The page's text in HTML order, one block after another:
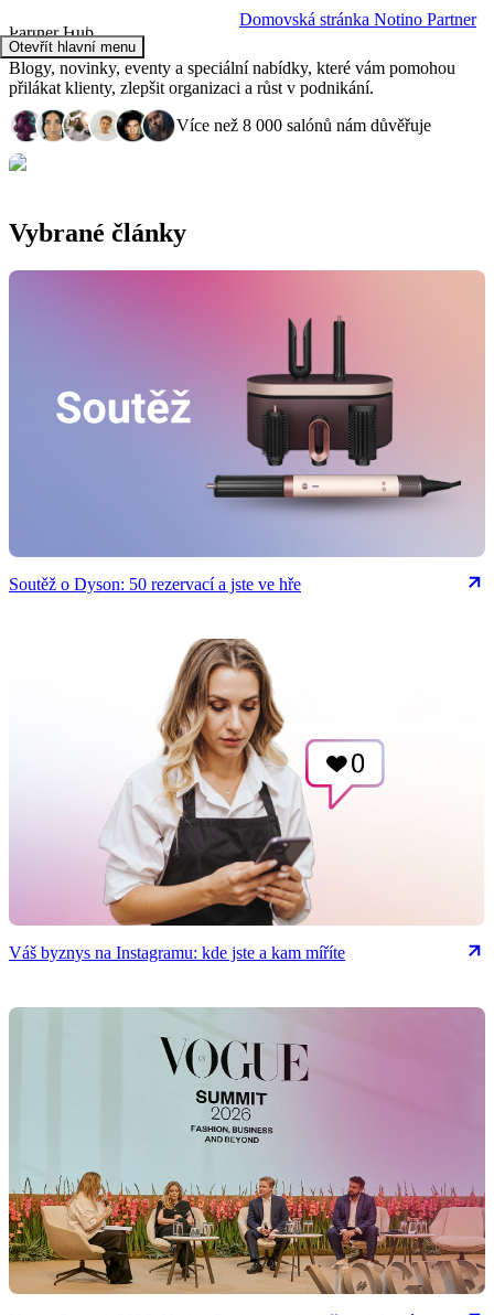
Domovská stránka Notino Partner
Otevřít hlavní menu
Partner Hub
Blogy, novinky, eventy a speciální nabídky, které vám pomohou
přilákat klienty, zlepšit organizaci a růst v podnikání.
Více než 8 000 salónů nám důvěřuje
Vybrané články
Soutěž o Dyson: 50 rezervací a jste ve hře
Váš byznys na Instagramu: kde jste a kam míříte